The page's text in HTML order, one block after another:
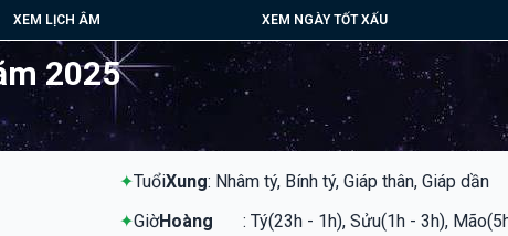
XEM LỊCH ÂM XEM NGÀY TỐT XẤU
2025
✦TuổiXung: Nhâm tý, Bính tý, Giáp thân, Giáp dần
✦GiờHoàng
: Tý(23h - 1h), Sửu(1h - 3h),